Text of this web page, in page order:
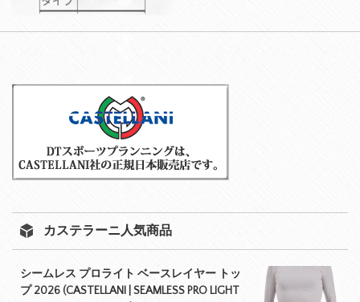
カステラーニ人気商品
シームレス プロライト ベースレイヤー トッ
プ 2026 (CASTELLANI | SEAMLESS PRO LIGHT